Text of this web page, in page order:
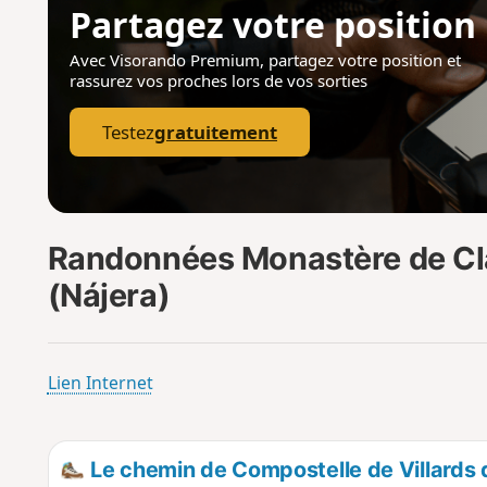
Partagez votre position
Avec Visorando Premium, partagez votre positionet
rassurez vos proches lors de vos sorties
Testezgratuitement
Randonnées Monastère de
(Nájera)
Lien Internet
Le chemin de Compostelle de Villards